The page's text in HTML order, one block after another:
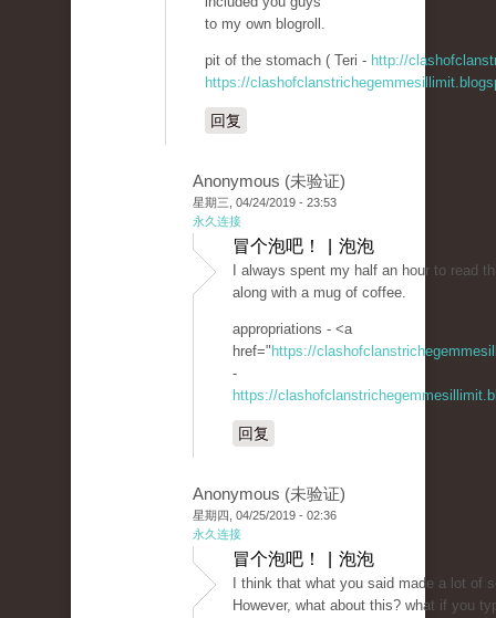
to my own blogroll.
pit of the stomach ( Teri - http://
https://
回复
Anonymous (未验证)
星期三, 04/24/2019 - 23:53
永久连接
冒个泡吧！ | 泡泡
I always spent my half an hour to read
along with a mug of coffee.
appropriations - <a
href=" https://
-
https://
回复
Anonymous (未验证)
星期四, 04/25/2019 - 02:36
永久连接
冒个泡吧！ | 泡泡
I think that what you said made a lot of
However, what about this? what if you